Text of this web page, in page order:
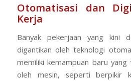
Otomatisasi dan
Kerja
Banyak pekerjaan yang kini
digantikan oleh teknologi
memiliki kemampuan baru
oleh mesin, seperti berpikir